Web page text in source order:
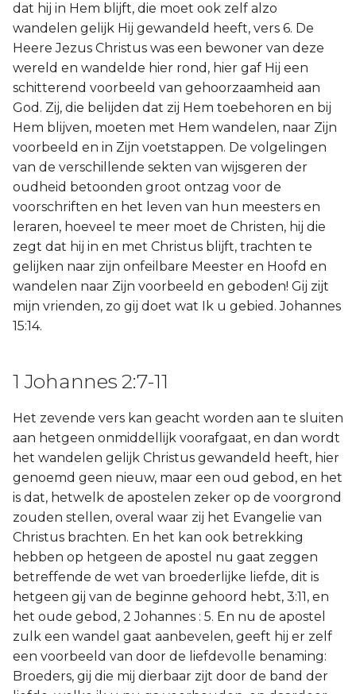
dat hij in Hem blijft, die moet ook zelf alzo
wandelen gelijk Hij gewandeld heeft, vers 6. De
Heere Jezus Christus was een bewoner van deze
wereld en wandelde hier rond, hier gaf Hij een
schitterend voorbeeld van gehoorzaamheid aan
God. Zij, die belijden dat zij Hem toebehoren en bij
Hem blijven, moeten met Hem wandelen, naar Zijn
voorbeeld en in Zijn voetstappen. De volgelingen
van de verschillende sekten van wijsgeren der
oudheid betoonden groot ontzag voor de
voorschriften en het leven van hun meesters en
leraren, hoeveel te meer moet de Christen, hij die
zegt dat hij in en met Christus blijft, trachten te
gelijken naar zijn onfeilbare Meester en Hoofd en
wandelen naar Zijn voorbeeld en geboden! Gij zijt
mijn vrienden, zo gij doet wat Ik u gebied. Johannes
15:14.
1 Johannes 2:7-11
Het zevende vers kan geacht worden aan te sluiten
aan hetgeen onmiddellijk voorafgaat, en dan wordt
het wandelen gelijk Christus gewandeld heeft, hier
genoemd geen nieuw, maar een oud gebod, en het
is dat, hetwelk de apostelen zeker op de voorgrond
zouden stellen, overal waar zij het Evangelie van
Christus brachten. En het kan ook betrekking
hebben op hetgeen de apostel nu gaat zeggen
betreffende de wet van broederlijke liefde, dit is
hetgeen gij van de beginne gehoord hebt, 3:11, en
het oude gebod, 2 Johannes : 5. En nu de apostel
zulk een wandel gaat aanbevelen, geeft hij er zelf
een voorbeeld van door de liefdevolle benaming:
Broeders, gij die mij dierbaar zijt door de band der